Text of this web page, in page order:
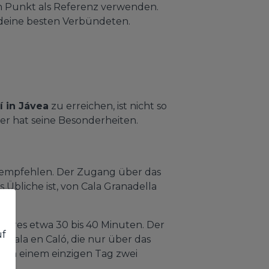
Punkt als Referenz verwenden.
besten Verbündeten.
in Jávea zu erreichen, ist nicht so
hat seine Besonderheiten.
Der Zugang über das
ist, von Cala Granadella
etwa 30 bis 40 Minuten. Der
en Caló, die nur über das
einem einzigen Tag zwei